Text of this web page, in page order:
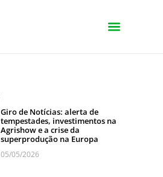
Giro de Notícias: alerta de
tempestades, investimentos na
Agrishow e a crise da
superprodução na Europa
05/05/2026